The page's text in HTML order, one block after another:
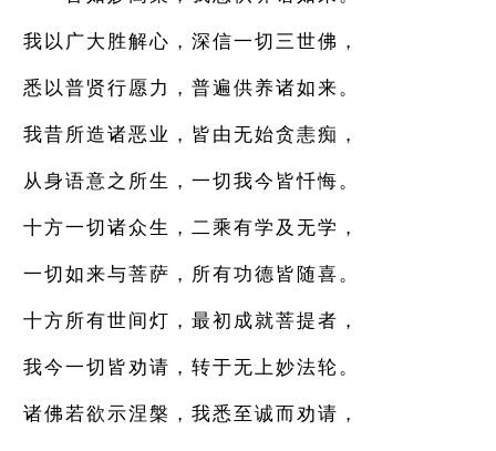
我以广大胜解心，深信一切三世佛，
悉以普贤行愿力，普遍供养诸如来。
我昔所造诸恶业，皆由无始贪恚痴，
从身语意之所生，一切我今皆忏悔。
十方一切诸众生，二乘有学及无学，
一切如来与菩萨，所有功德皆随喜。
十方所有世间灯，最初成就菩提者，
我今一切皆劝请，转于无上妙法轮。
诸佛若欲示涅槃，我悉至诚而劝请，